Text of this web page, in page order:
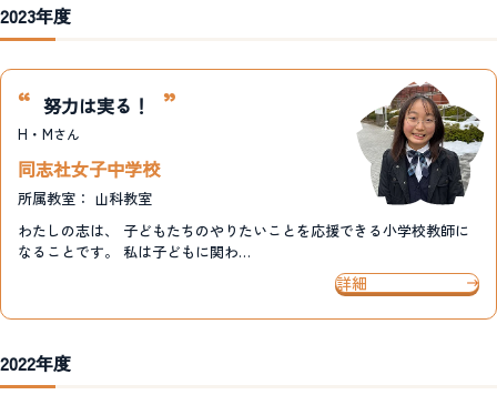
2023年度
努力は実る！
H・Mさん
同志社女子中学校
所属教室： 山科教室
わたしの志は、 子どもたちのやりたいことを応援できる小学校教師に
なることです。 私は子どもに関わ…
詳細
2022年度